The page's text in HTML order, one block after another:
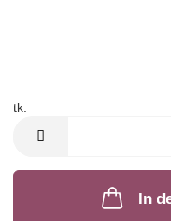
tk:
In